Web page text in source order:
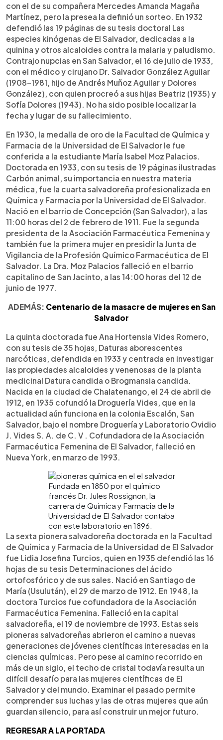
con el de su compañera Mercedes Amanda Magaña
Martínez, pero la presea la definió un sorteo. En 1932
defendió las 19 páginas de su tesis doctoral Las
especies kinógenas de El Salvador, dedicadas a la
quinina y otros alcaloides contra la malaria y paludismo.
Contrajo nupcias en San Salvador, el 16 de julio de 1933,
con el médico y cirujano Dr. Salvador González Aguilar
(1908-1981, hijo de Andrés Muñoz Aguilar y Dolores
González), con quien procreó a sus hijas Beatriz (1935) y
Sofía Dolores (1943). No ha sido posible localizar la
fecha y lugar de su fallecimiento.
En 1930, la medalla de oro de la Facultad de Química y
Farmacia de la Universidad de El Salvador le fue
conferida a la estudiante María Isabel Moz Palacios.
Doctorada en 1933, con su tesis de 19 páginas ilustradas
Carbón animal, su importancia en nuestra materia
médica, fue la cuarta salvadoreña profesionalizada en
Química y Farmacia por la Universidad de El Salvador.
Nació en el barrio de Concepción (San Salvador), a las
11:00 horas del 2 de febrero de 1911. Fue la segunda
presidenta de la Asociación Farmacéutica Femenina y
también fue la primera mujer en presidir la Junta de
Vigilancia de la Profesión Químico Farmacéutica de El
Salvador. La Dra. Moz Palacios falleció en el barrio
capitalino de San Jacinto, a las 14:00 horas del 12 de
junio de 1977.
ADEMÁS: Centenario de la masacre de mujeres en San
Salvador
La quinta doctorada fue Ana Hortensia Vides Romero,
con su tesis de 35 hojas, Daturas aborescentes
narcóticas, defendida en 1933 y centrada en investigar
las propiedades alcaloides y venenosas de la planta
medicinal Datura candida o Brogmansia candida.
Nacida en la ciudad de Chalatenango, el 24 de abril de
1912, en 1935 cofundó la Droguería Vides, que en la
actualidad aún funciona en la colonia Escalón, San
Salvador, bajo el nombre Droguería y Laboratorio Ovidio
J. Vides S. A. de C. V . Cofundadora de la Asociación
Farmacéutica Femenina de El Salvador, falleció en
Nueva York, en marzo de 1993.
Fundada en 1850 por el químico
francés Dr. Jules Rossignon, la
carrera de Química y Farmacia de la
Universidad de El Salvador contaba
con este laboratorio en 1896.
La sexta pionera salvadoreña doctorada en la Facultad
de Química y Farmacia de la Universidad de El Salvador
fue Lidia Josefina Turcios, quien en 1935 defendió las 16
hojas de su tesis Determinaciones del ácido
ortofosfórico y de sus sales. Nació en Santiago de
María (Usulután), el 29 de marzo de 1912. En 1948, la
doctora Turcios fue cofundadora de la Asociación
Farmacéutica Femenina. Falleció en la capital
salvadoreña, el 19 de noviembre de 1993. Estas seis
pioneras salvadoreñas abrieron el camino a nuevas
generaciones de jóvenes científicas interesadas en la
ciencias químicas. Pero pese al camino recorrido en
más de un siglo, el techo de cristal todavía resulta un
difícil desafío para las mujeres científicas de El
Salvador y del mundo. Examinar el pasado permite
comprender sus luchas y las de otras mujeres que aún
guardan silencio, para así construir un mejor futuro.
REGRESAR A LA PORTADA